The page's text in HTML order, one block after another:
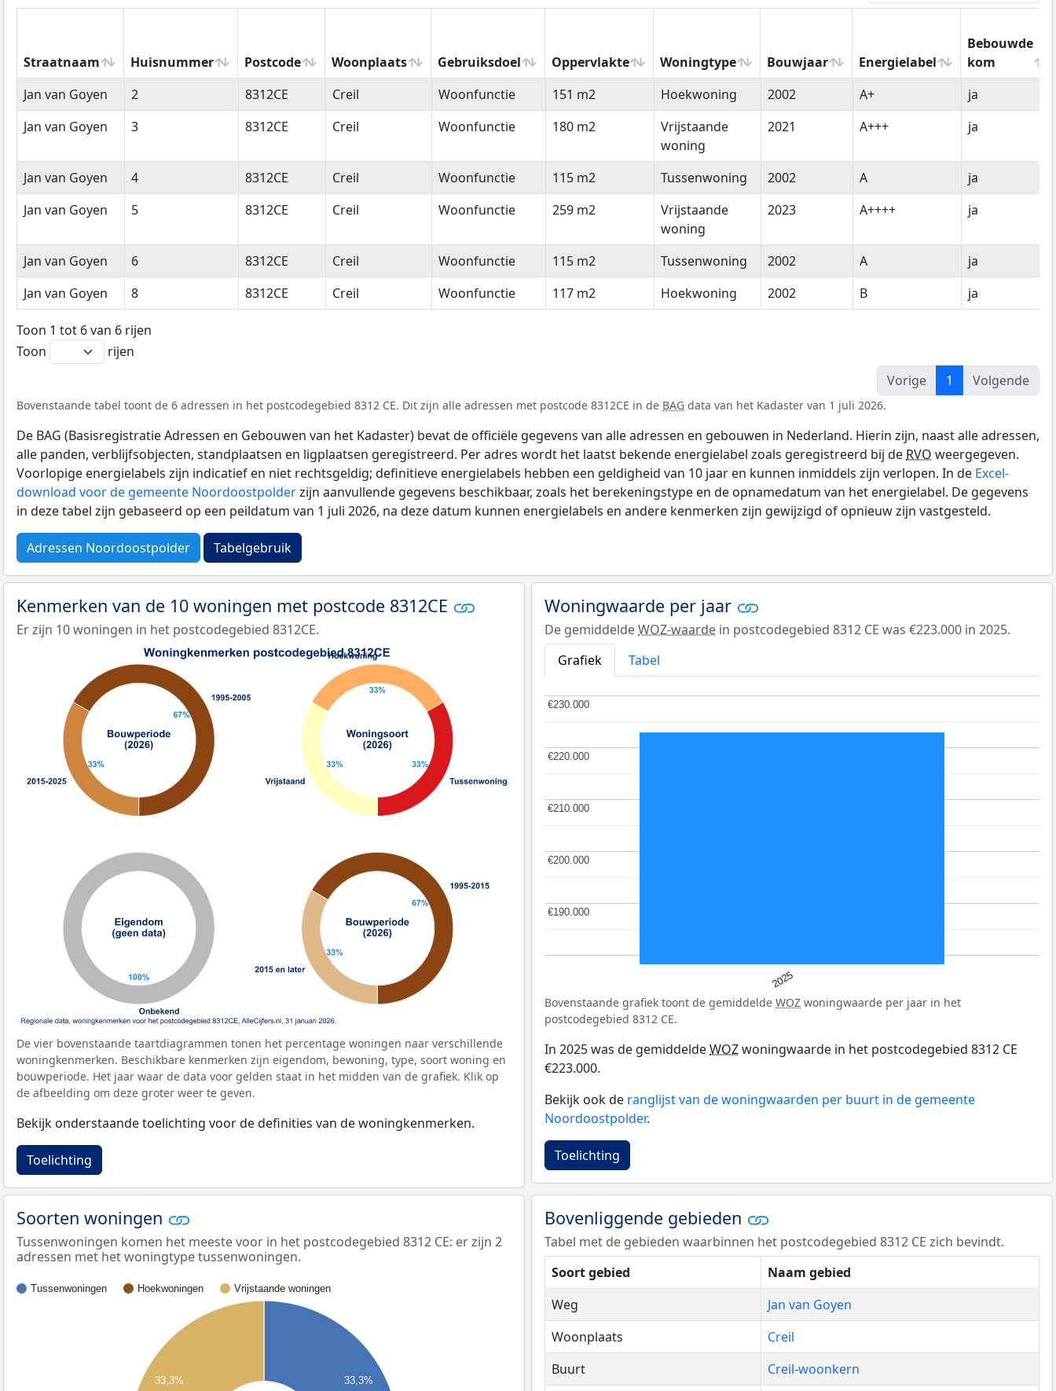
Straatnaam Huisnummer Postcode Woonplaats Gebruiksdoel Oppervlakte Woningtype Bouwjaar Energielabel
Bebouwde
kom
Straatnaam
Huisnummer Postcode Woonplaats Gebruiksdoel Oppervlakte Woningtype Bouwjaar Energielabel
Bebouwde
kom
Jan van Goyen 2 8312CE Creil Woonfunctie 151 m2 Hoekwoning 2002 A+
ja
Jan van Goyen
3 8312CE Creil Woonfunctie 180 m2
Vrijstaande
woning
2021 A+++ ja
Jan van Goyen 4 8312CE Creil Woonfunctie 115 m2 Tussenwoning 2002 A
ja
Jan van Goyen
5 8312CE Creil Woonfunctie 259 m2
Vrijstaande
woning
2023 A++++ ja
Jan van Goyen 6 8312CE Creil Woonfunctie 115 m2 Tussenwoning 2002 A
ja
Jan van Goyen
8 8312CE Creil Woonfunctie 117 m2 Hoekwoning 2002 B ja
Toon 1 tot 6 van 6 rijen
Toon
rijen
Vorige
1 Volgende
Bovenstaande tabel toont de 6 adressen in het postcodegebied 8312 CE. Dit zijn alle adressen met postcode 8312CE in de BAG data van het Kadaster van 1 juli 2026.
De BAG (Basisregistratie Adressen en Gebouwen van het Kadaster) bevat de officiële gegevens van alle adressen en gebouwen in Nederland. Hierin zijn, naast alle adressen,
alle panden, verblijfsobjecten, standplaatsen en ligplaatsen geregistreerd. Per adres wordt het laatst bekende energielabel zoals geregistreerd bij de RVO weergegeven.
Voorlopige energielabels zijn indicatief en niet rechtsgeldig; definitieve energielabels hebben een geldigheid van 10 jaar en kunnen inmiddels zijn verlopen. In de Excel-
download voor de gemeente Noordoostpolderzijn aanvullende gegevens beschikbaar, zoals het berekeningstype en de opnamedatum van het energielabel. De gegevens
in deze tabel zijn gebaseerd op een peildatum van 1 juli 2026, na deze datum kunnen energielabels en andere kenmerken zijn gewijzigd of opnieuw zijn vastgesteld.
Adressen Noordoostpolder Tabelgebruik
Kenmerken van de 10 woningen met postcode 8312CE
Er zijn 10 woningen in het postcodegebied 8312CE.
De vier bovenstaande taartdiagrammen tonen het percentage woningen naar verschillende
woningkenmerken. Beschikbare kenmerken zijn eigendom, bewoning, type, soort woning en
bouwperiode. Het jaar waar de data voor gelden staat in het midden van de grafiek. Klik op
de afbeelding om deze groter weer te geven.
Bekijk onderstaande toelichting voor de definities van de woningkenmerken.
Toelichting
Woningwaarde per jaar
De gemiddeldeWOZ-waarde in postcodegebied 8312 CE was €223.000 in 2025.
Grafiek
Tabel
2025
€190.000
€190.000
€200.000
€200.000
€210.000
€210.000
€220.000
€220.000
€230.000
€230.000
Bovenstaande grafiek toont de gemiddelde WOZ woningwaarde per jaar in het
postcodegebied 8312 CE.
In 2025 was de gemiddeldeWOZwoningwaarde in het postcodegebied 8312 CE
€223.000.
Bekijk ook de ranglijst van de woningwaarden per buurt in de gemeente
Noordoostpolder.
Toelichting
Soorten woningen
Tussenwoningen komen het meeste voor in het postcodegebied 8312 CE: er zijn 2
adressen met het woningtype tussenwoningen.
Tussenwoningen Hoekwoningen Vrijstaande woningen
33,3%
33,3%
Bovenliggende gebieden
Tabel met de gebieden waarbinnen het postcodegebied 8312 CE zich bevindt.
Soort gebied
Naam gebied
Weg
Jan van Goyen
Woonplaats
Creil
Buurt
Creil-woonkern